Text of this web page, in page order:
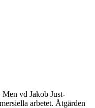
vd Jakob Just-
arbetet. Åtgärden